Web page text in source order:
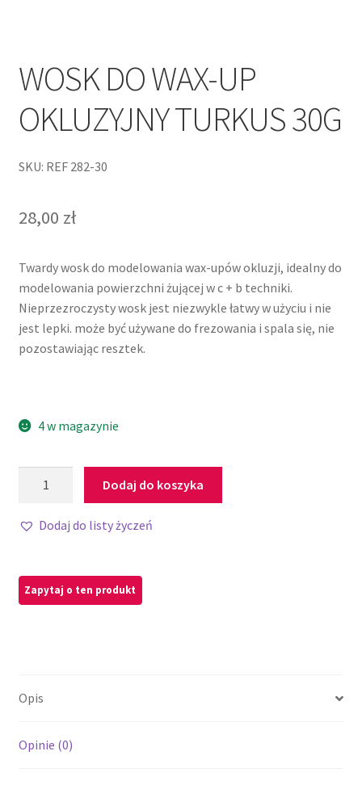
WOSK DO WAX-UP
OKLUZYJNY TURKUS 30G
SKU: REF 282-30
28,00 zł
Twardy wosk do modelowania wax-upów okluzji, idealny do
modelowania powierzchni żującej w c + b techniki.
Nieprzezroczysty wosk jest niezwykle łatwy w użyciu i nie
jest lepki. może być używane do frezowania i spala się, nie
pozostawiając resztek.
4 w magazynie
Dodaj do koszyka
Dodaj do listy życzeń
Opis
Opinie (0)